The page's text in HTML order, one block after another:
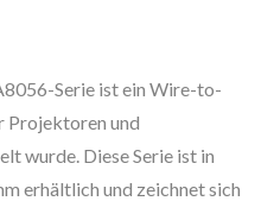
Serie ist ein Wire-to-
Projektoren und
wurde. Diese Serie ist in
erhältlich und zeichnet sich